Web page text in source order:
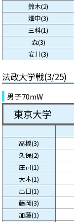
鈴木(2)
畑中(3)
三科(1)
森(3)
安井(3)
法政大学戦(3/25)
男子70mW
東京大学
高橋(3)
久保(2)
庄司(1)
大木(1)
出口(1)
藤岡(3)
加藤(1)